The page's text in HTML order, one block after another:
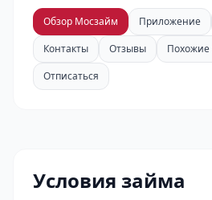
Обзор Мосзайм Приложение
Контакты
Отзывы
Отписаться
Условия займа